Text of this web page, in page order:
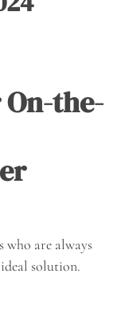
the-
who are always
solution.